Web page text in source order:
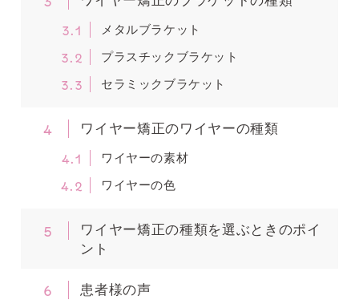
3.1 メタルブラケット
3.2 プラスチックブラケット
3.3 セラミックブラケット
4 ワイヤー矯正のワイヤーの種類
4.1 ワイヤーの素材
4.2 ワイヤーの色
5
ワイヤー矯正の種類を選ぶときのポイ
ント
6 患者様の声